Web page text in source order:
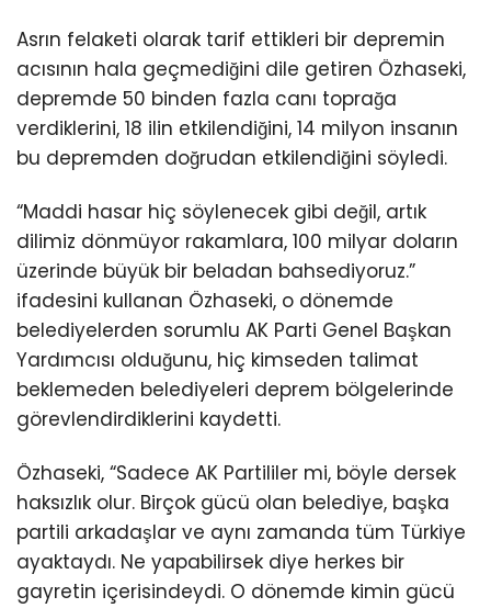
Asrın felaketi olarak tarif ettikleri bir depremin
acısının hala geçmediğini dile getiren Özhaseki,
depremde 50 binden fazla canı toprağa
verdiklerini, 18 ilin etkilendiğini, 14 milyon insanın
bu depremden doğrudan etkilendiğini söyledi.
“Maddi hasar hiç söylenecek gibi değil, artık
dilimiz dönmüyor rakamlara, 100 milyar doların
üzerinde büyük bir beladan bahsediyoruz.”
ifadesini kullanan Özhaseki, o dönemde
belediyelerden sorumlu AK Parti Genel Başkan
Yardımcısı olduğunu, hiç kimseden talimat
beklemeden belediyeleri deprem bölgelerinde
görevlendirdiklerini kaydetti.
Özhaseki, “Sadece AK Partililer mi, böyle dersek
haksızlık olur. Birçok gücü olan belediye, başka
partili arkadaşlar ve aynı zamanda tüm Türkiye
ayaktaydı. Ne yapabilirsek diye herkes bir
gayretin içerisindeydi. O dönemde kimin gücü